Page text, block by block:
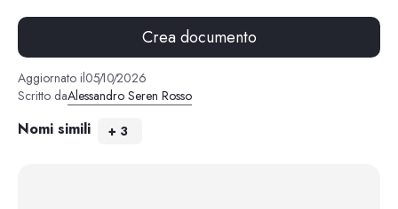
Crea documento
Aggiornato il05/10/2026
Scritto daAlessandro Seren Rosso
Nomi simili + 3